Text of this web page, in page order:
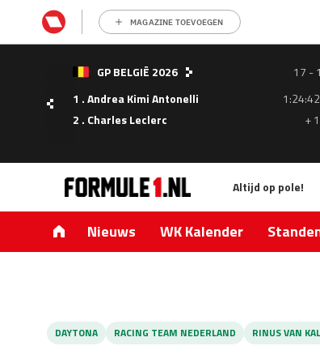
MAGAZINE TOEVOEGEN
GP BELGIË 2026
17 -
1 . Andrea Kimi Antonelli
2 . Charles Leclerc
+
Altijd op pole!
Nieuws WK Kalender
DAYTONA RACING TEAM NEDERLAND RINUS VAN